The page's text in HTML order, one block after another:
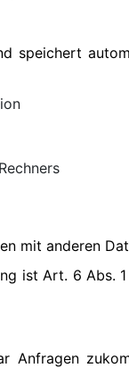
speichert
mit anderen
ist Art. 6 Abs.
Anfragen